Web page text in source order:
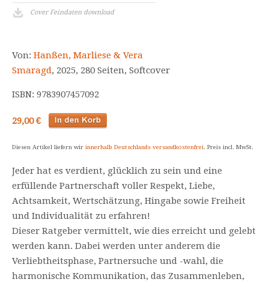
Cover Feindaten download
Von: Hanßen, Marliese & Vera
Smaragd, 2025, 280 Seiten, Softcover
ISBN: 9783907457092
29,00 €
Diesen Artikel liefern wir innerhalb Deutschlands versandkostenfrei. Preis incl. MwSt.
Jeder hat es verdient, glücklich zu sein und eine
erfüllende Partnerschaft voller Respekt, Liebe,
Achtsamkeit, Wertschätzung, Hingabe sowie Freiheit
und Individualität zu erfahren!
Dieser Ratgeber vermittelt, wie dies erreicht und gelebt
werden kann. Dabei werden unter anderem die
Verliebtheitsphase, Partnersuche und -wahl, die
harmonische Kommunikation, das Zusammenleben,